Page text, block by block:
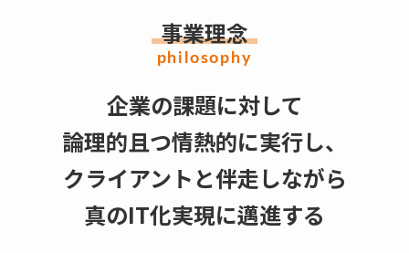
事業理念
philosophy
企業の課題に対して
論理的且つ情熱的に実行し、
クライアントと伴走しながら
真のIT化実現に邁進する